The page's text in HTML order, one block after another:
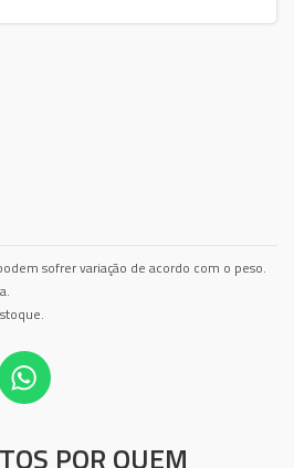
sofrer variação de acordo com o peso.
POR QUEM